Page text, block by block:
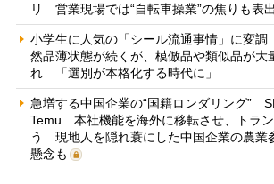
リ 営業現場では“自転車操業”の焦りも表
小学生に人気の「シール流通事情」に変
然品薄状態が続くが、模倣品や類似品が大
れ 「選別が本格化する時代に」
急増する中国企業の“国籍ロンダリング”
Temu…本社機能を海外に移転させ、トラ
う 現地人を隠れ蓑にした中国企業の農業
懸念も